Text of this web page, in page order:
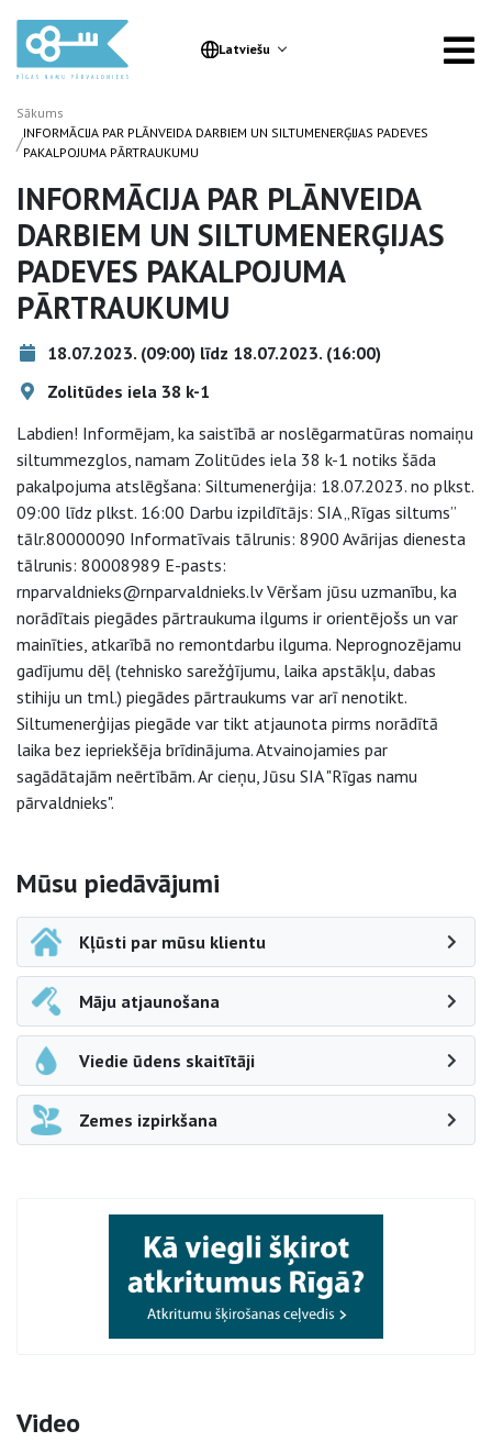
Latviešu
Sākums
/INFORMĀCIJA PAR PLĀNVEIDA DARBIEM UN SILTUMENERĢIJAS PADEVES
PAKALPOJUMA PĀRTRAUKUMU
INFORMĀCIJA PAR PLĀNVEIDA
DARBIEM UN SILTUMENERĢIJAS
PADEVES PAKALPOJUMA
PĀRTRAUKUMU
18.07.2023. (09:00) līdz 18.07.2023. (16:00)
Zolitūdes iela 38 k-1
Labdien! Informējam, ka saistībā ar noslēgarmatūras nomaiņu
siltummezglos, namam Zolitūdes iela 38 k-1 notiks šāda
pakalpojuma atslēgšana: Siltumenerģija: 18.07.2023. no plkst.
09:00 līdz plkst. 16:00 Darbu izpildītājs: SIA „Rīgas siltums”
tālr.80000090 Informatīvais tālrunis: 8900 Avārijas dienesta
tālrunis: 80008989 E-pasts:
rnparvaldnieks@rnparvaldnieks.lv Vēršam jūsu uzmanību, ka
norādītais piegādes pārtraukuma ilgums ir orientējošs un var
mainīties, atkarībā no remontdarbu ilguma. Neprognozējamu
gadījumu dēļ (tehnisko sarežģījumu, laika apstākļu, dabas
stihiju un tml.) piegādes pārtraukums var arī nenotikt.
Siltumenerģijas piegāde var tikt atjaunota pirms norādītā
laika bez iepriekšēja brīdinājuma. Atvainojamies par
sagādātajām neērtībām. Ar cieņu, Jūsu SIA "Rīgas namu
pārvaldnieks".
Sāna navigācija
Mūsu piedāvājumi
Kļūsti par mūsu klientu
Māju atjaunošana
Viedie ūdens skaitītāji
Zemes izpirkšana
Video